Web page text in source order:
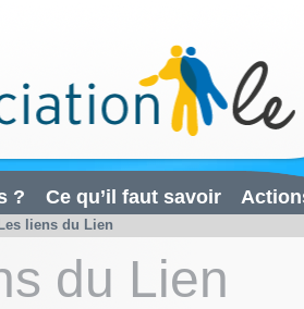
? Ce qu’il faut savoir
liens du Lien
du Lien